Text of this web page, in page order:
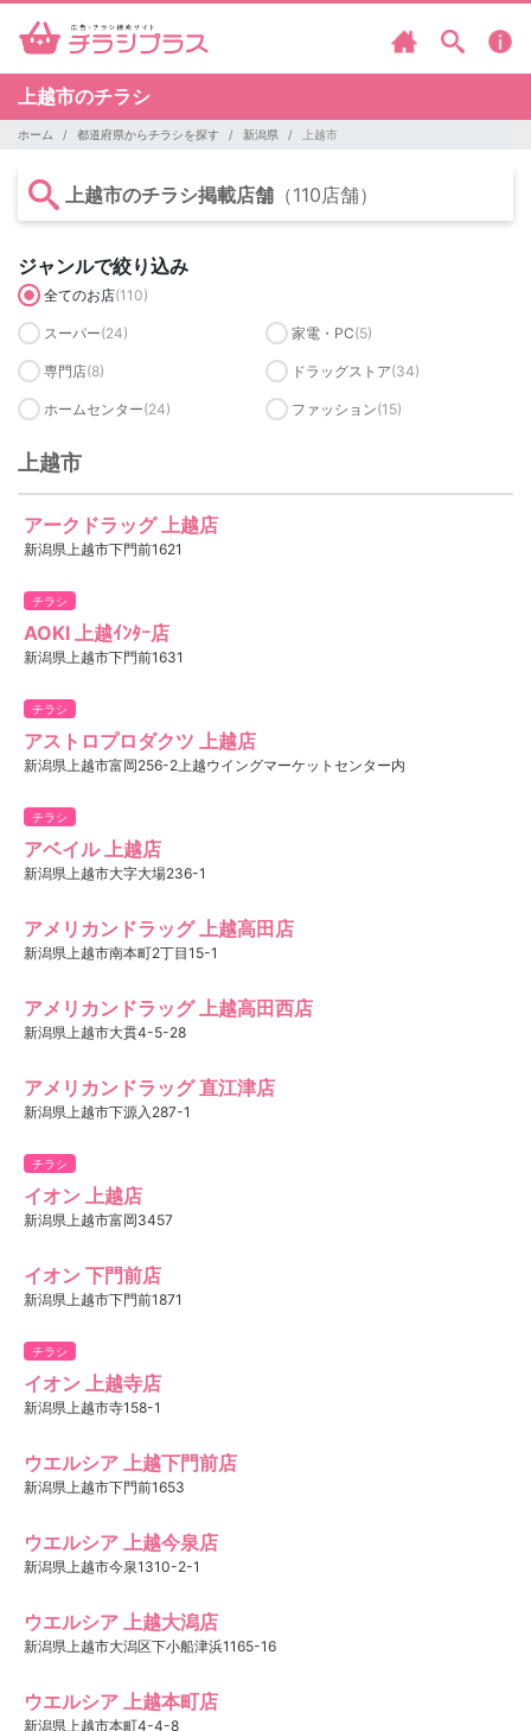
上越市のチラシ
ホーム 都道府県からチラシを探す 新潟県 上越市
上越市のチラシ掲載店舗 （110店舗）
ジャンルで絞り込み
全てのお店(110)
スーパー(24) 家電・PC(5)
専門店(8) ドラッグストア(34)
ホームセンター(24) ファッション(15)
上越市
アークドラッグ 上越店
新潟県上越市下門前1621
チラシ
AOKI 上越ｲﾝﾀｰ店
新潟県上越市下門前1631
チラシ
アストロプロダクツ 上越店
新潟県上越市富岡256-2上越ウイングマーケットセンター内
チラシ
アベイル 上越店
新潟県上越市大字大場236-1
アメリカンドラッグ 上越高田店
新潟県上越市南本町2丁目15-1
アメリカンドラッグ 上越高田西店
新潟県上越市大貫4-5-28
アメリカンドラッグ 直江津店
新潟県上越市下源入287-1
チラシ
イオン 上越店
新潟県上越市富岡3457
イオン 下門前店
新潟県上越市下門前1871
チラシ
イオン 上越寺店
新潟県上越市寺158-1
ウエルシア 上越下門前店
新潟県上越市下門前1653
ウエルシア 上越今泉店
新潟県上越市今泉1310-2-1
ウエルシア 上越大潟店
新潟県上越市大潟区下小船津浜1165-16
ウエルシア 上越本町店
新潟県上越市本町4-4-8